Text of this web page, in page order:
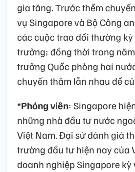
gia tăng. Trước thềm
vụ Singapore và Bộ Công
các cuộc trao đổi thường
trưởng; đồng thời trong
trưởng Quốc phòng hai
chuyến thăm lẫn nhau để
*Phóng viên: Singapore
những nhà đầu tư nước
Việt Nam. Đại sứ đánh giá
trường đầu tư hiện nay của
doanh nghiệp Singapore kỳ